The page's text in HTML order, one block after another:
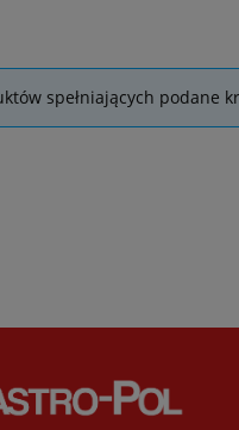
spełniających podane